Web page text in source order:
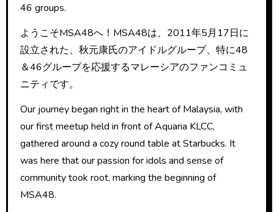
46 groups.
ようこそMSA48へ！MSA48は、2011年5月17日に
設立された、秋元康氏のアイドルグループ、特に48
＆46グループを応援するマレーシアのファンコミュ
ニティです。
Our journey began right in the heart of Malaysia, with
our first meetup held in front of Aquaria KLCC,
gathered around a cozy round table at Starbucks. It
was here that our passion for idols and sense of
community took root, marking the beginning of
MSA48.